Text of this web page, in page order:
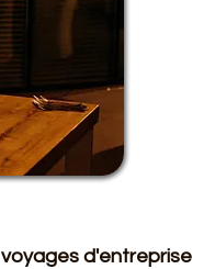
d'entreprise